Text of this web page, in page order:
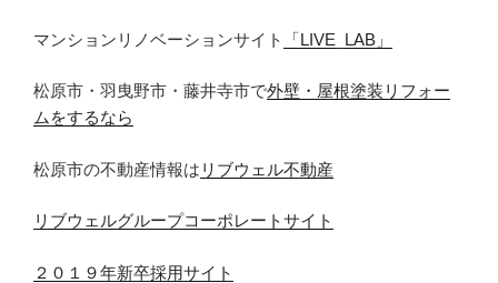
マンションリノベーションサイト 「LIVE_LAB」
松原市・羽曳野市・藤井寺市で外壁・屋根塗装リフォー
ムをするなら
松原市の不動産情報は リブウェル不動産
リブウェルグループコーポレートサイト
２０１９年新卒採用サイト